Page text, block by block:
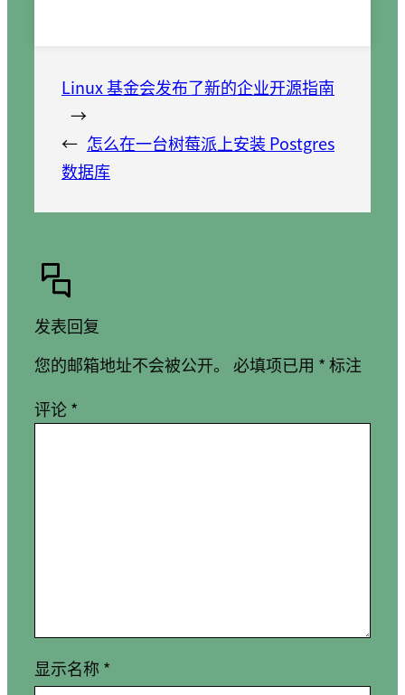
Linux 基金会发布了新的企业开源指南
→
← 怎么在一台树莓派上安装 Postgres
数据库
发表回复
您的邮箱地址不会被公开。
必填项已用 *标注
评论*
显示名称 *